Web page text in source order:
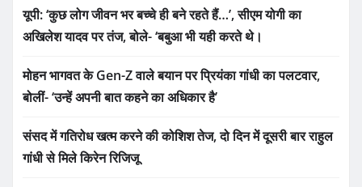
यूपी: ‘कुछ लोग जीवन भर बच्चे ही बने रहते हैं…’, सीएम योगी का
अखिलेश यादव पर तंज, बोले- ‘बबुआ भी यही करते थे।
मोहन भागवत के Gen-Z वाले बयान पर प्रियंका गांधी का पलटवार,
बोलीं- ‘उन्हें अपनी बात कहने का अधिकार है’
संसद में गतिरोध खत्म करने की कोशिश तेज, दो दिन में दूसरी बार राहुल
गांधी से मिले किरेन रिजिजू